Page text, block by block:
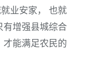
业安家， 也就
有增强县城综合
才能满足农民的